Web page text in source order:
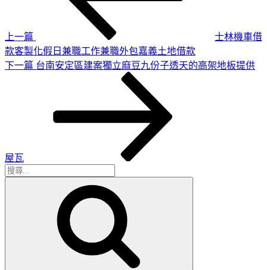
上一篇
士林機車借
款客製化假日兼職工作兼職外包嘉義土地借款
下
下一篇 台南安定區建案獨立麻豆九份子透天的高架地板提供
屋瓦
搜